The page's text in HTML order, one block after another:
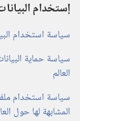
إستخدام
سياسة استخدام
سياسة حماية
العالم
سياسة استخدام
المشابهة لها حول